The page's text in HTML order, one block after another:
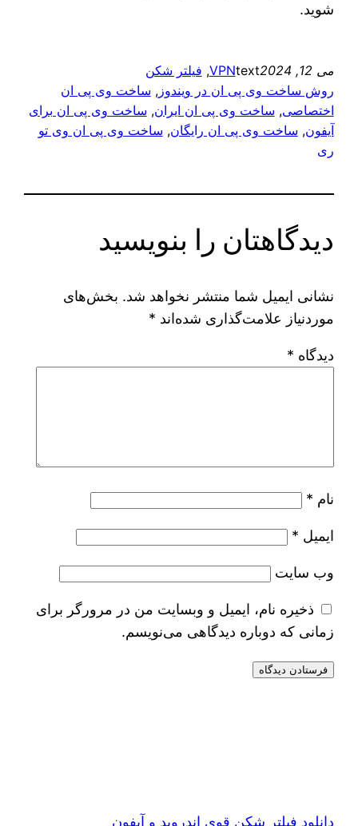
شوید.
می 12, 2024 text
VPN
, فیلتر شکن
روش ساخت وی پی ان در ویندوز, ساخت وی پی ان
اختصاصی, ساخت وی پی ان ایران, ساخت وی پی ان برای
آیفون, ساخت وی پی ان رایگان, ساخت وی پی ان وی تو
ری
دیدگاهتان را بنویسید
نشانی ایمیل شما منتشر نخواهد شد. بخش‌های
موردنیاز علامت‌گذاری شده‌اند *
دیدگاه *
نام *
ایمیل *
وب‌ سایت
ذخیره نام، ایمیل و وبسایت من در مرورگر برای
زمانی که دوباره دیدگاهی می‌نویسم.
دانلود فیلتر شکن قوی اندروید و آیفون